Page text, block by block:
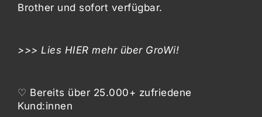
Brother und sofort verfügbar.
>>> Lies HIER mehr über GroWi!
♡ Bereits über 25.000+ zufriedene
Kund:innen